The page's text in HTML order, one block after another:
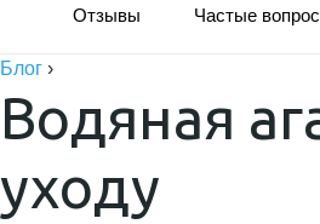
Отзывы Частые
Блог ›
Водяная
уходу